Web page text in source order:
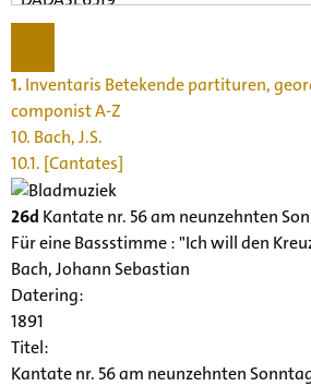
1.Inventaris Betekende partituren,
componist A-Z
10. Bach, J.S.
10.1. [Cantates]
26d Kantate nr. 56 am neunzehnten
Für eine Bassstimme : "Ich will den
Bach, Johann Sebastian
Datering:
1891
Titel:
Kantate nr. 56 am neunzehnten